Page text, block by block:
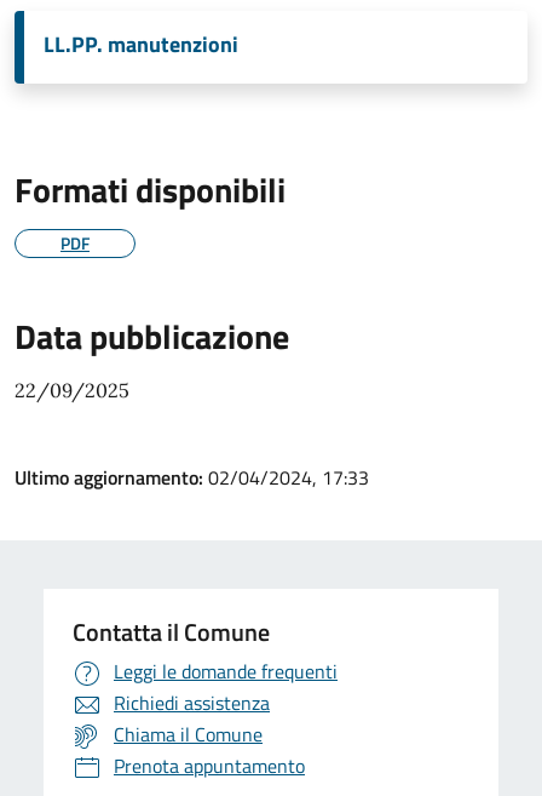
LL.PP. manutenzioni
Formati disponibili
PDF
Data pubblicazione
22/09/2025
Ultimo aggiornamento: 02/04/2024, 17:33
Contatta il Comune
Leggi le domande frequenti
Richiedi assistenza
Chiama il Comune
Prenota appuntamento